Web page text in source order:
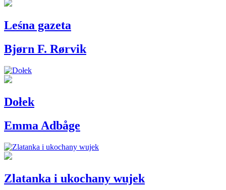
Leśna gazeta
Bjørn F. Rørvik
Dołek
Emma Adbåge
Zlatanka i ukochany wujek